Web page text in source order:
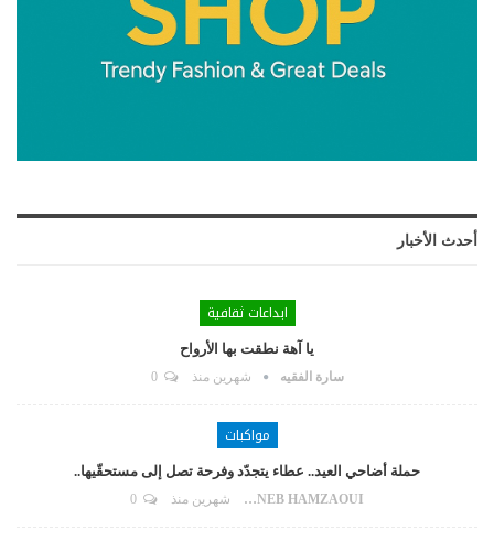
أحدث الأخبار
ابداعات ثقافية
يا آهة نطقت بها الأرواح
سارة الفقيه شهرين منذ 0
مواكبات
حملة أضاحي العيد.. عطاء يتجدّد وفرحة تصل إلى مستحقّيها..
ZAYNEB HAMZAOUI شهرين منذ